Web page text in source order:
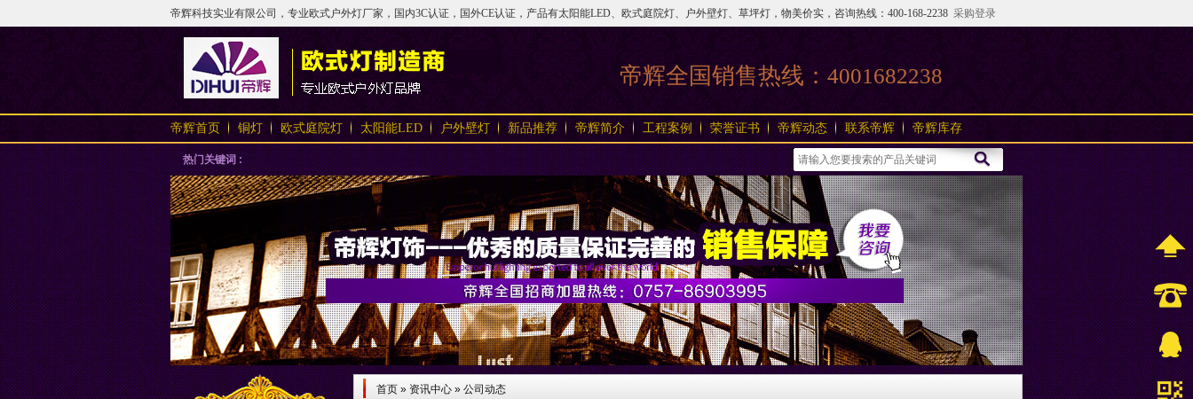
帝辉科技实业有限公司，专业欧式户外灯厂家，国内3C认证，国外CE认证，产品有太阳能LED、欧式庭院灯、户外壁灯、草坪灯，物美价实，咨询热线：400-168-2238 采购登录
帝辉全国销售热线： 4001682238
帝辉首页 铜灯 欧式庭院灯 太阳能LED 户外壁灯 新品推荐 帝辉简介 工程案例 荣誉证书 帝辉动态 联系帝辉 帝辉库存
热门关键词 :
首页 » 资讯中心 » 公司动态